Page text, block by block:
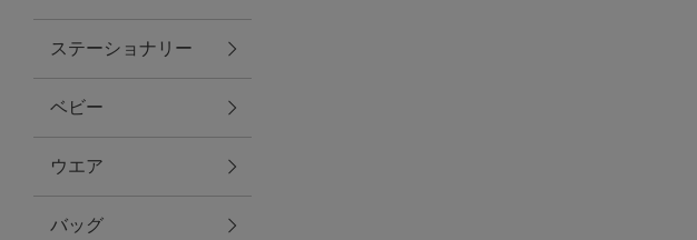
ファブリック
グリーン
ステーショナリー
ベビー
ウエア
バッグ